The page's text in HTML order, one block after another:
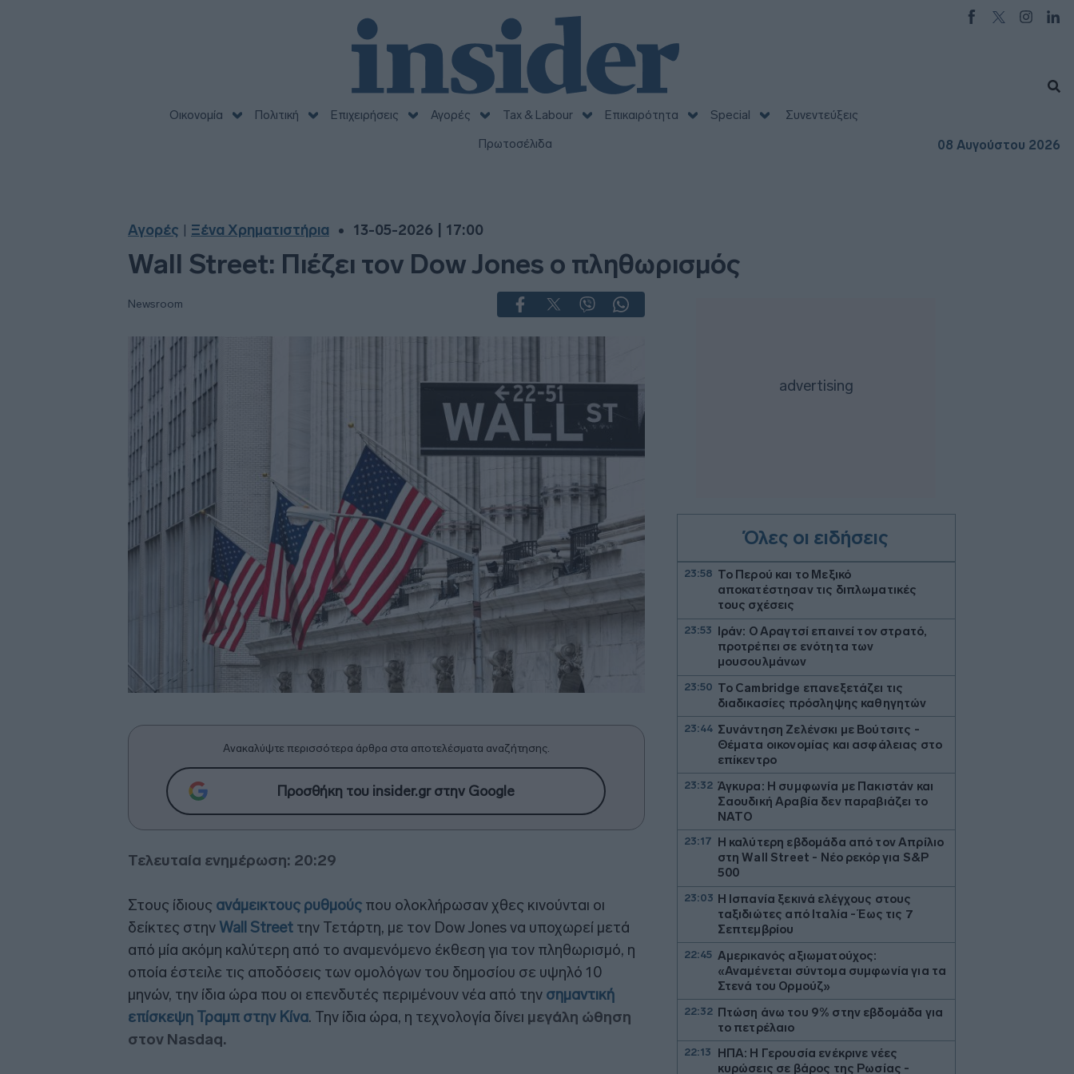
Οικονομία Πολιτική Επιχειρήσεις Αγορές Tax & Labour Επικαιρότητα Special
Συνεντεύξεις
Πρωτοσέλιδα
08 Αυγούστου 2026
Αγορές Ξένα Χρηματιστήρια 13-05-2026 | 17:00
Wall Street: Πιέζει τον Dow Jones ο πληθωρισμός
Newsroom
Ανακαλύψτε περισσότερα άρθρα στα αποτελέσματα αναζήτησης.
Προσθήκη του insider.gr στην Google
Τελευταία ενημέρωση: 20:29
Στους ίδιους ανάμεικτους ρυθμούς που ολοκλήρωσαν χθες κινούνται οι
δείκτες στην Wall Street την Τετάρτη, με τον Dow Jones να υποχωρεί μετά
από μία ακόμη καλύτερη από το αναμενόμενο έκθεση για τον πληθωρισμό, η
οποία έστειλε τις αποδόσεις των ομολόγων του δημοσίου σε υψηλό 10
μηνών, την ίδια ώρα που οι επενδυτές περιμένουν νέα από την σημαντική
επίσκεψη Τραμπ στην Κίνα. Την ίδια ώρα, η τεχνολογία δίνει μεγάλη ώθηση
στον Nasdaq.
Όλες οι ειδήσεις
23:58 Το Περού και το Μεξικό
αποκατέστησαν τις διπλωματικές
τους σχέσεις
23:53 Ιράν: Ο Αραγτσί επαινεί τον στρατό,
προτρέπει σε ενότητα των
μουσουλμάνων
23:50 Το Cambridge επανεξετάζει τις
διαδικασίες πρόσληψης καθηγητών
23:44 Συνάντηση Ζελένσκι με Βούτσιτς -
Θέματα οικονομίας και ασφάλειας στο
επίκεντρο
23:32 Άγκυρα: Η συμφωνία με Πακιστάν και
Σαουδική Αραβία δεν παραβιάζει το
ΝΑΤΟ
23:17 Η καλύτερη εβδομάδα από τον Απρίλιο
στη Wall Street - Νέο ρεκόρ για S&P
500
23:03 Η Ισπανία ξεκινά ελέγχους στους
ταξιδιώτες από Ιταλία - Έως τις 7
Σεπτεμβρίου
22:45 Αμερικανός αξιωματούχος:
«Αναμένεται σύντομα συμφωνία για τα
Στενά του Ορμούζ»
22:32 Πτώση άνω του 9% στην εβδομάδα για
το πετρέλαιο
22:13
ΗΠΑ: Η Γερουσία ενέκρινε νέες
κυρώσεις σε βάρος της Ρωσίας -